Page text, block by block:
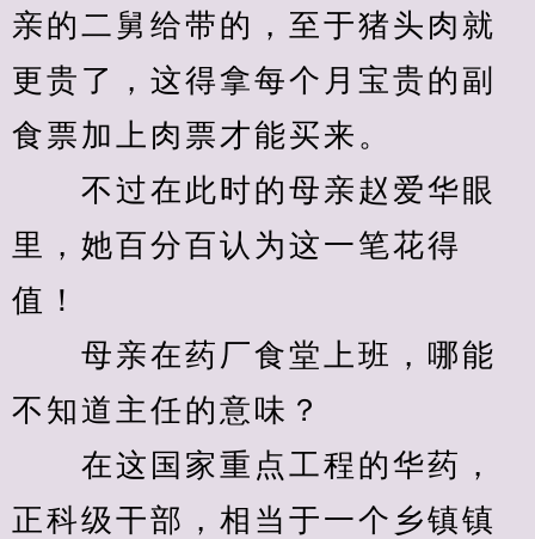
亲的二舅给带的，至于猪头肉就
更贵了，这得拿每个月宝贵的副
食票加上肉票才能买来。
不过在此时的母亲赵爱华眼
里，她百分百认为这一笔花得
值！
母亲在药厂食堂上班，哪能
不知道主任的意味？
在这国家重点工程的华药，
正科级干部，相当于一个乡镇镇